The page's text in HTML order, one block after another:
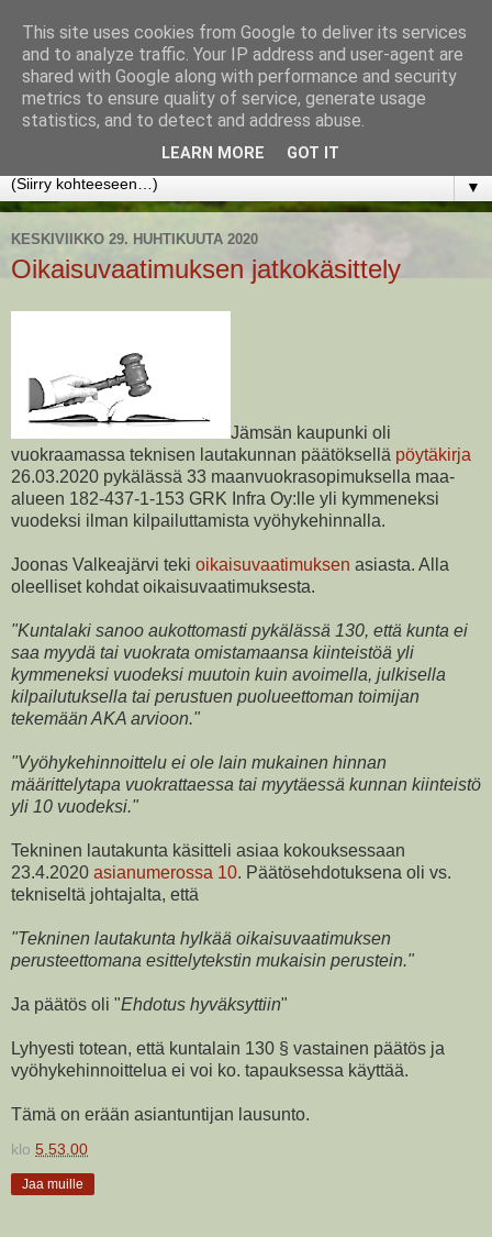
www.jyrkikokko.fi
Uusi Suunta - Jokainen hetki tarjoaa tilaisuuden muuttaa
▼
KESKIVIIKKO 29. HUHTIKUUTA 2020
Oikaisuvaatimuksen jatkokäsittely
Jämsän kaupunki oli
vuokraamassa teknisen lautakunnan päätöksellä pöytäkirja
26.03.2020 pykälässä 33 maanvuokrasopimuksella maa-
alueen 182-437-1-153 GRK Infra Oy:lle yli kymmeneksi
vuodeksi ilman kilpailuttamista vyöhykehinnalla.
Joonas Valkeajärvi teki oikaisuvaatimuksen asiasta. Alla
oleelliset kohdat oikaisuvaatimuksesta.
"Kuntalaki sanoo aukottomasti pykälässä 130, että kunta ei
saa myydä tai vuokrata omistamaansa kiinteistöä yli
kymmeneksi vuodeksi muutoin kuin avoimella, julkisella
kilpailutuksella tai perustuen puolueettoman toimijan
tekemään AKA arvioon."
"Vyöhykehinnoittelu ei ole lain mukainen hinnan
määrittelytapa vuokrattaessa tai myytäessä kunnan kiinteistö
yli 10 vuodeksi."
Tekninen lautakunta käsitteli asiaa kokouksessaan
23.4.2020 asianumerossa 10. Päätösehdotuksena oli vs.
tekniseltä johtajalta, että
"Tekninen lautakunta hylkää oikaisuvaatimuksen
perusteettomana esittelytekstin mukaisin perustein."
Ja päätös oli "Ehdotus hyväksyttiin"
Lyhyesti totean, että kuntalain 130 § vastainen päätös ja
vyöhykehinnoittelua ei voi ko. tapauksessa käyttää.
Tämä on erään asiantuntijan lausunto.
klo 5.53.00
Jaa muille
This site uses cookies from Google to deliver its services
and to analyze traffic. Your IP address and user-agent are
shared with Google along with performance and security
metrics to ensure quality of service, generate usage
statistics, and to detect and address abuse.
LEARN MORE GOT IT